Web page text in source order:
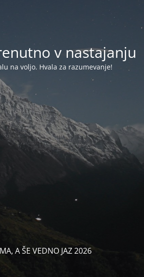
v nastajanju
na voljo. Hvala za razumevanje!
A ŠE VEDNO JAZ 2026